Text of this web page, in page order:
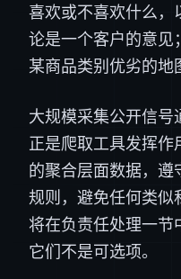
喜欢或不喜欢什么
论是一个客户的意见
某商品类别优劣的地
大规模采集公开信
正是爬取工具发挥
的聚合层面数据，
规则，避免任何类似
将在负责任处理一节
它们不是可选项。